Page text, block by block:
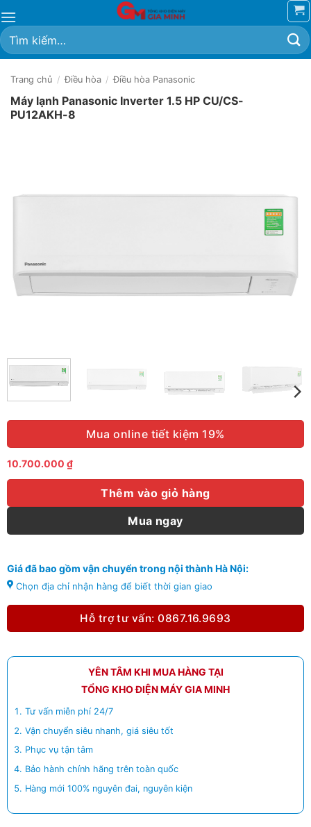
qua
nội
dung
Tìm
kiếm:
Trang chủ / Điều hòa / Điều hòa Panasonic
Máy lạnh Panasonic Inverter 1.5 HP CU/CS-
PU12AKH-8
Mua online tiết kiệm 19%
10.700.000 ₫
Thêm vào giỏ hàng
Mua ngay
Giá đã bao gồm vận chuyển trong nội thành Hà Nội:
Chọn địa chỉ nhận hàng để biết thời gian giao
Hỗ trợ tư vấn: 0867.16.9693
YÊN TÂM KHI MUA HÀNG TẠI
TỔNG KHO ĐIỆN MÁY GIA MINH
Tư vấn miễn phí 24/7
Vận chuyển siêu nhanh, giá siêu tốt
Phục vụ tận tâm
Bảo hành chính hãng trên toàn quốc
Hàng mới 100% nguyên đai, nguyên kiện